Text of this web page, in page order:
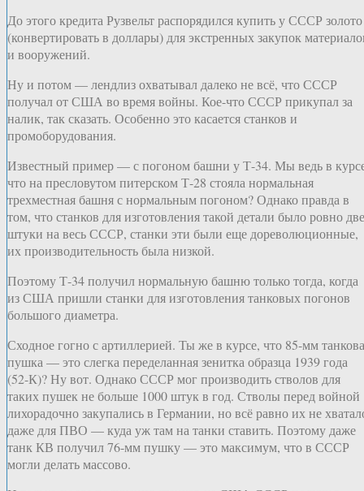
До этого кредита Рузвельт распорядился купить у СССР золото
(конвертировать в доллары) для экстренных закупок
и вооружений.
Ну и потом — лендлиз охватывал далеко не всё, что СССР
получал от США во время войны. Кое-что СССР прикупал за
налик, так сказать. Особенно это касается станков и
промоборудования.
Известный пример — с погоном башни у Т-34. Мы ведь в
что на пресловутом питерском Т-28 стояла нормальная
трехместная башня с нормальным погоном? Однако правда в
том, что станков для изготовления такой детали было ровно две
штуки на весь СССР, станки эти были еще дореволюционные,
их производительность была низкой.
Поэтому Т-34 получил нормальную башню только тогда, когда
из США пришли станки для изготовления танковых погонов
большого диаметра.
Сходное гогно с артиллерией. Ты же в курсе, что 85-мм
пушка — это слегка переделанная зенитка образца 1939 года
(52-К)? Ну вот. Однако СССР мог производить стволов для
таких пушек не больше 1000 штук в год. Стволы перед войной
лихорадочно закупались в Германии, но всё равно их не
даже для ПВО — куда уж там на танки ставить. Поэтому даже
танк КВ получил 76-мм пушку — это максимум, что в СССР
могли делать массово.